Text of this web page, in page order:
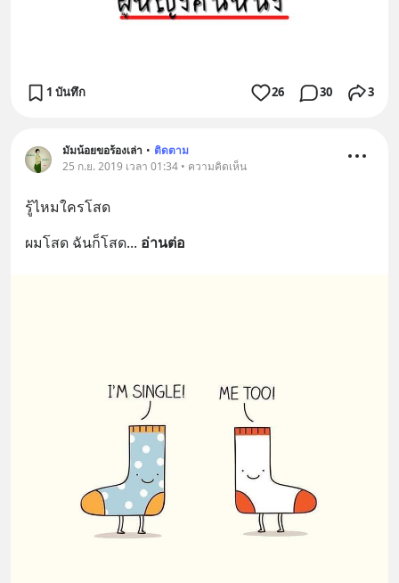
1 บันทึก 26 30 3
มัมน้อยขอร้องเล่า • ติดตาม
25 ก.ย. 2019 เวลา 01:34 • ความคิดเห็น
รู้ไหมใครโสด
ผมโสด ฉันก็โสด... อ่านต่อ